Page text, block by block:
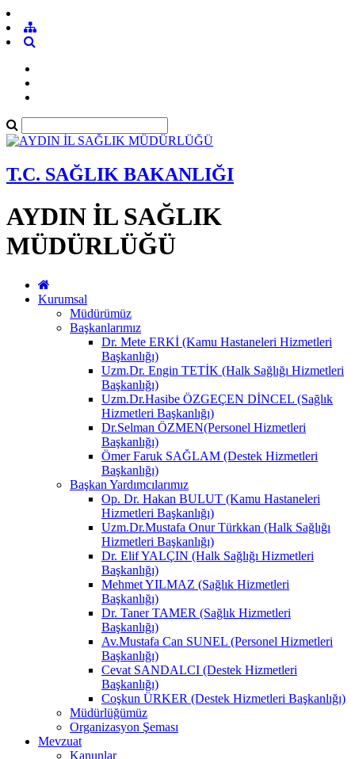
T.C. SAĞLIK BAKANLIĞI
AYDIN İL SAĞLIK
MÜDÜRLÜĞÜ
Kurumsal
Müdürümüz
Başkanlarımız
Dr. Mete ERKİ (Kamu Hastaneleri Hizmetleri
Başkanlığı)
Uzm.Dr. Engin TETİK (Halk Sağlığı Hizmetleri
Başkanlığı)
Uzm.Dr.Hasibe ÖZGEÇEN DİNCEL (Sağlık
Hizmetleri Başkanlığı)
Dr.Selman ÖZMEN(Personel Hizmetleri
Başkanlığı)
Ömer Faruk SAĞLAM (Destek Hizmetleri
Başkanlığı)
Başkan Yardımcılarımız
Op. Dr. Hakan BULUT (Kamu Hastaneleri
Hizmetleri Başkanlığı)
Uzm.Dr.Mustafa Onur Türkkan (Halk Sağlığı
Hizmetleri Başkanlığı)
Dr. Elif YALÇIN (Halk Sağlığı Hizmetleri
Başkanlığı)
Mehmet YILMAZ (Sağlık Hizmetleri
Başkanlığı)
Dr. Taner TAMER (Sağlık Hizmetleri
Başkanlığı)
Av.Mustafa Can SUNEL (Personel Hizmetleri
Başkanlığı)
Cevat SANDALCI (Destek Hizmetleri
Başkanlığı)
Coşkun ÜRKER (Destek Hizmetleri Başkanlığı)
Müdürlüğümüz
Organizasyon Şeması
Mevzuat
Kanunlar